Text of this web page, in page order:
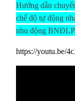
Hướng dẫn
chế độ tự động
nhu động
https://youtu.be/